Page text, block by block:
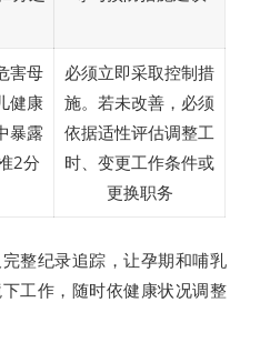
害母
健康
暴露
2分
必须立即采取控制措
施。若未改善，必须
依据适性评估调整工
时、变更工作条件或
更换职务
整纪录追踪，让孕期和哺乳
工作，随时依健康状况调整